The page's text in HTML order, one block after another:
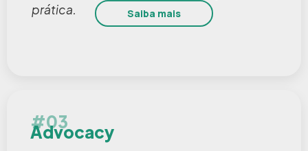
prática.
Saiba mais
#03
Advocacy